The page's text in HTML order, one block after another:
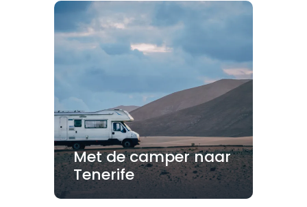
Met de camper naar
Tenerife